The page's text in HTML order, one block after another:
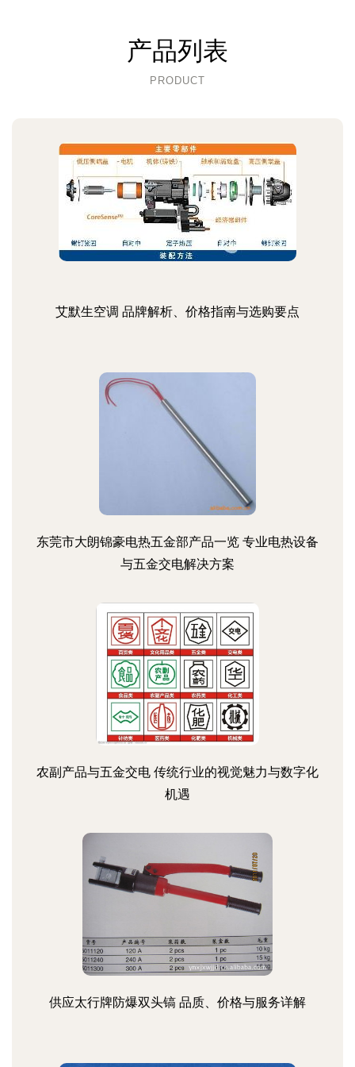
产品列表
PRODUCT
艾默生空调 品牌解析、价格指南与选购要点
东莞市大朗锦豪电热五金部产品一览 专业电热设备
与五金交电解决方案
农副产品与五金交电 传统行业的视觉魅力与数字化
机遇
供应太行牌防爆双头镐 品质、价格与服务详解